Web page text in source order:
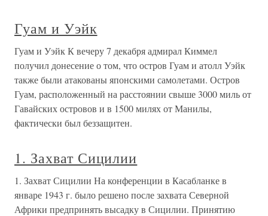
Гуам и Уэйк
Гуам и Уэйк К вечеру 7 декабря адмирал Киммел
получил донесение о том, что остров Гуам и атолл Уэйк
также были атакованы японскими самолетами. Остров
Гуам, расположенный на расстоянии свыше 3000 миль от
Гавайских островов и в 1500 милях от Манилы,
фактически был беззащитен.
1. Захват Сицилии
1. Захват Сицилии На конференции в Касабланке в
январе 1943 г. было решено после захвата Северной
Африки предпринять высадку в Сицилии. Принятию